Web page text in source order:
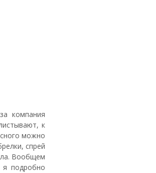
компания
к
можно
спрей
Вообщем
я подробно